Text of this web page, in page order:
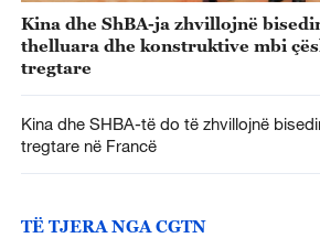
Kina dhe ShBA-ja zhvillojnë
thelluara dhe konstruktive mbi
tregtare
Kina dhe SHBA-të do të zhvillojnë
tregtare në Francë
TË TJERA NGA CGTN